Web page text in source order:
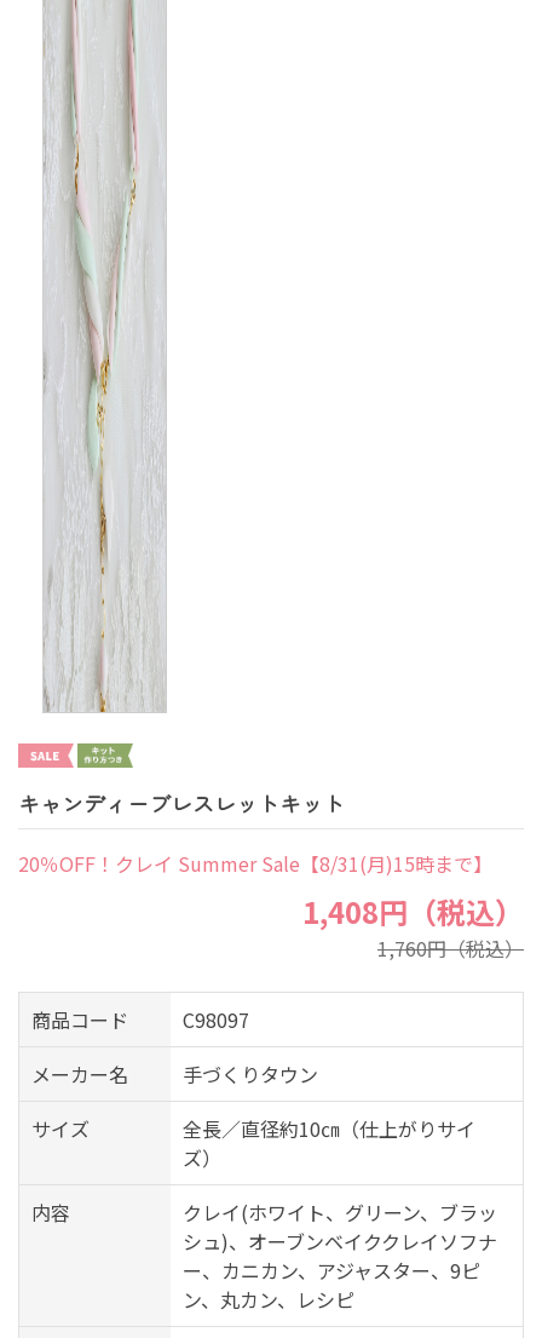
キャンディーブレスレットキット
20％OFF！クレイ Summer Sale【8/31(月)15時まで】
1,408円（税込）
1,760円（税込）
商品コード
C98097
メーカー名
手づくりタウン
サイズ
全長／直径約10㎝（仕上がりサイ
ズ）
内容
クレイ(ホワイト、グリーン、ブラッ
シュ)、オーブンベイククレイソフナ
ー、カニカン、アジャスター、9ピ
ン、丸カン、レシピ